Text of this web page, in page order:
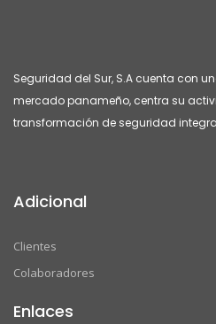
Seguridad del Sur, S.A cuenta con
mercado panameño, centra su
transformación de seguridad
Adicional
Clientes
Colaboradores
Enlaces